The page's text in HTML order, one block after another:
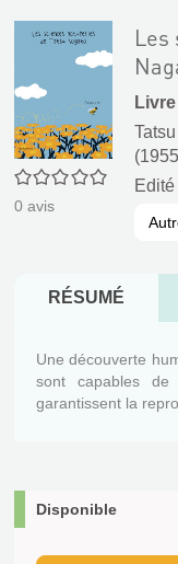
0/5
0 avis
Les
Livre
RÉSUMÉ
Une découverte
sont capables
garantissent la
Disponible